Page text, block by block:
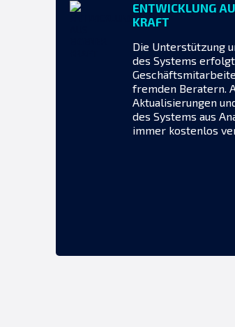
ENTWICKLUNG
KRAFT
Die Unterstützung
des Systems
fremden Beratern.
Aktualisierungen
des Systems aus
immer kostenlos